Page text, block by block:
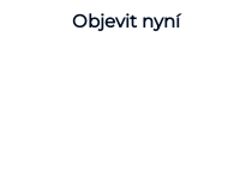
Objevit nyní